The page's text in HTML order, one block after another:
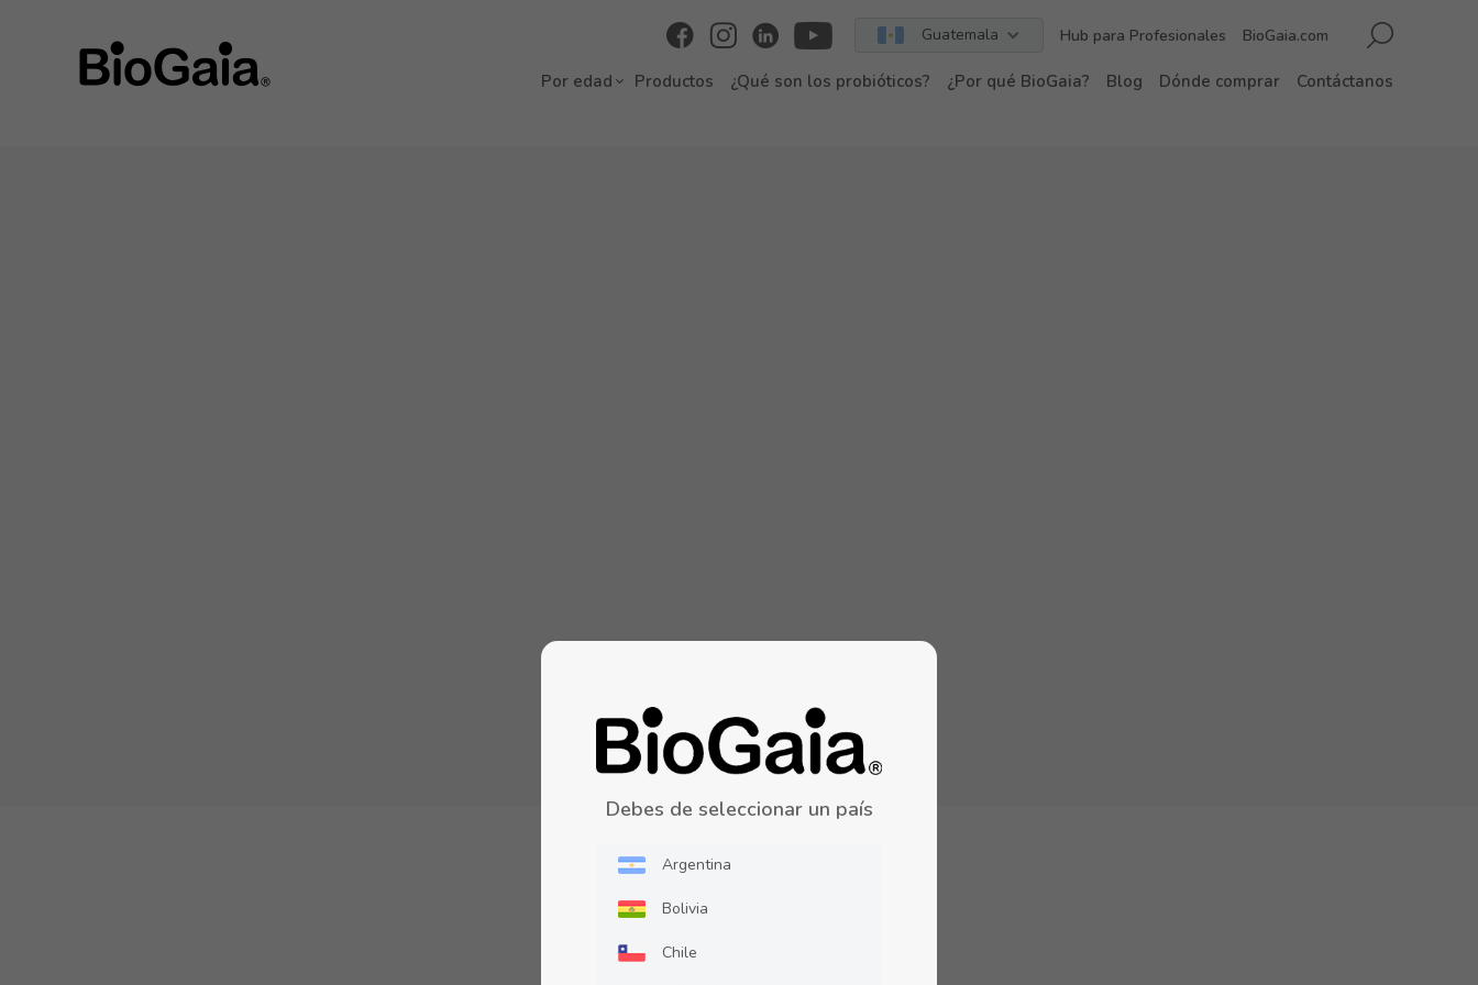
Guatemala Hub para Profesionales BioGaia.com
Por edad Productos ¿Qué son los probióticos? ¿Por qué BioGaia? Blog Dónde comprar Contáctanos
Debes de seleccionar un país
Argentina
Bolivia
Chile
Bebés